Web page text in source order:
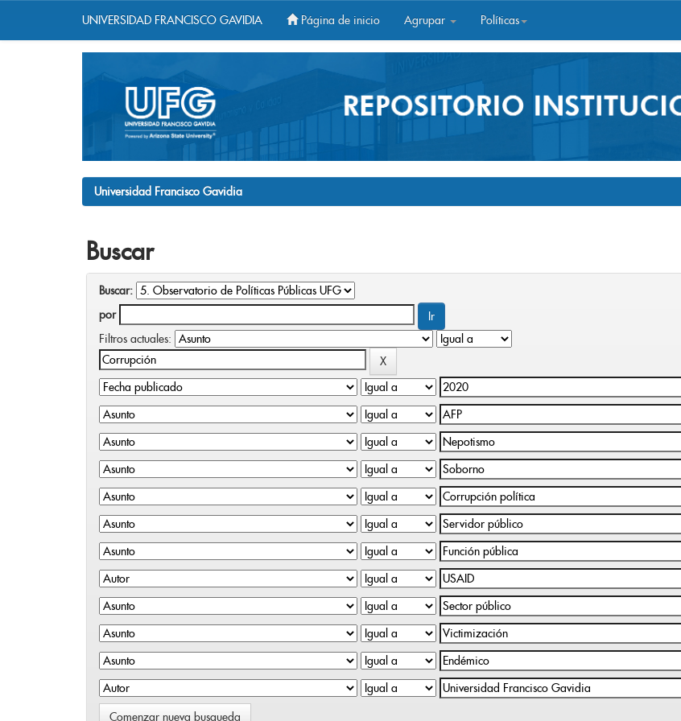
UNIVERSIDAD FRANCISCO GAVIDIA Página de inicio Agrupar Políticas
Universidad Francisco Gavidia
Buscar
Buscar:
por
Filtros actuales:
Comenzar nueva busqueda